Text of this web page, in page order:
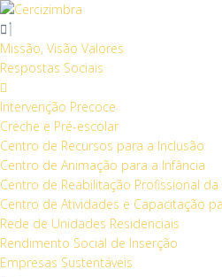
S
k
i
p
t
o
c
o
n
t
e
n
t
Missão, Visão Valores
Respostas Sociais
Intervenção Precoce
Creche e Pré-escolar
Centro de Recursos para a Inclusão
Centro de Animação para a Infância
Centro de Reabilitação Profissional da
Centro de Atividades e Capacitação
Rede de Unidades Residenciais
Rendimento Social de Inserção
Empresas Sustentáveis